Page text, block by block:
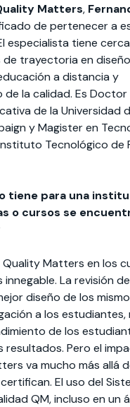
Matters,
de pertenecer a
especialista tiene
trayectoria en diseño
a distancia y
de la calidad. Es Doctor
de la Universidad
y Magister en
Tecnológico de
tiene para una
o cursos se
Quality Matters en los
La revisión
diseño de los
a los estudiantes,
de los
resultados. Pero el
va mucho más allá
El uso del
QM, incluso en un